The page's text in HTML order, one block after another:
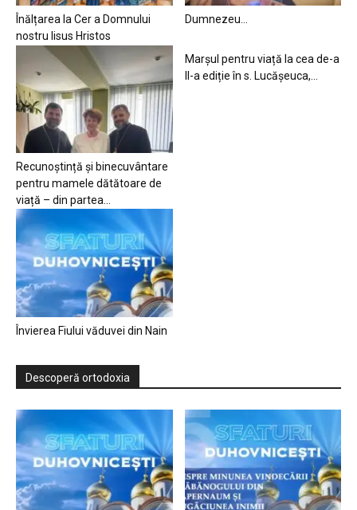
Înălțarea la Cer a Domnului
nostru Iisus Hristos
Dumnezeu…
Recunoștință și binecuvântare
pentru mamele dătătoare de
viață – din partea...
Marșul pentru viață la cea de-a
II-a ediție în s. Lucășeuca,...
Învierea Fiului văduvei din Nain
Descoperă ortodoxia